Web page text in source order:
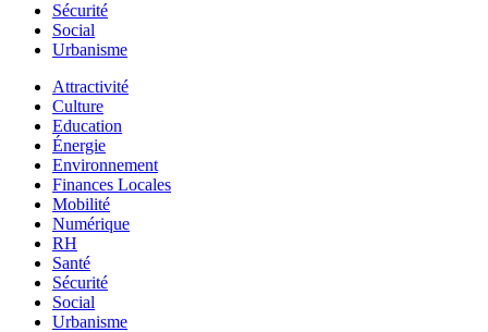
Sécurité
Social
Urbanisme
Attractivité
Culture
Education
Énergie
Environnement
Finances Locales
Mobilité
Numérique
RH
Santé
Sécurité
Social
Urbanisme